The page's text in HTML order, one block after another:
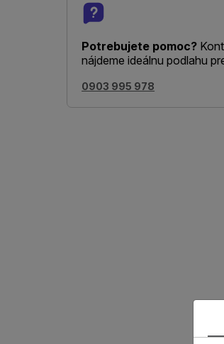
Potrebujete pomoc?
nájdeme ideálnu podlahu
0903 995 978